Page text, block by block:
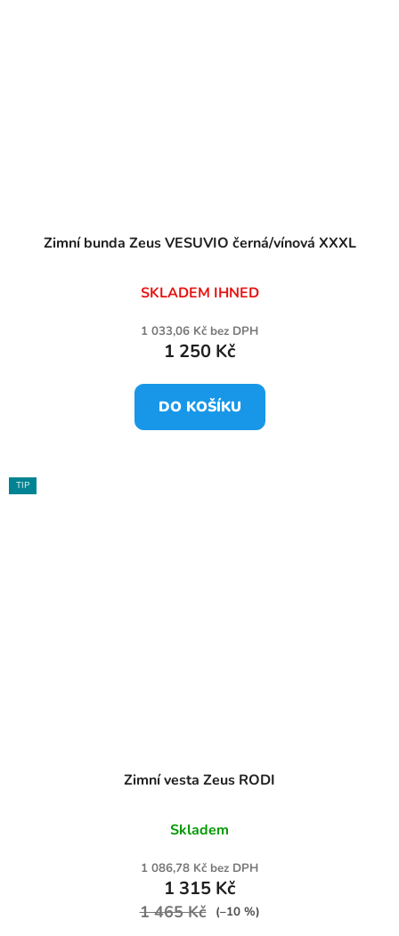
Zimní bunda Zeus VESUVIO černá/vínová XXXL
SKLADEM IHNED
1 033,06 Kč bez DPH
1 250 Kč
DO KOŠÍKU
TIP
Zimní vesta Zeus RODI
Skladem
1 086,78 Kč bez DPH
1 315 Kč
1 465 Kč (–10 %)